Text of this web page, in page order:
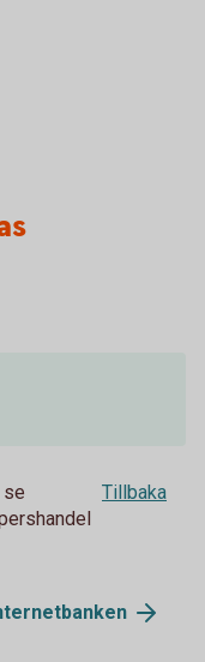
se
Tillbaka